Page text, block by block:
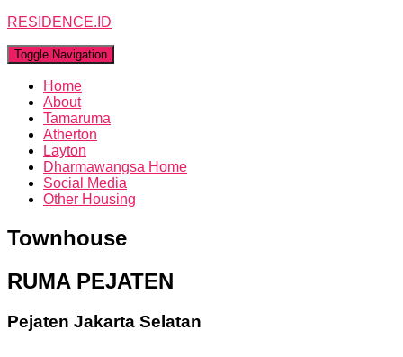
RESIDENCE.ID
Toggle Navigation
Home
About
Tamaruma
Atherton
Layton
Dharmawangsa Home
Social Media
Other Housing
Townhouse
RUMA PEJATEN
Pejaten Jakarta Selatan